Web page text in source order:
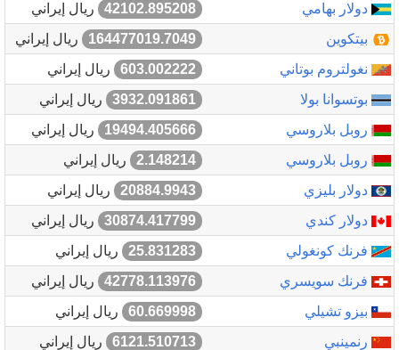
دولار بهامي
42102.895208
ريال إيراني
بيتكوين
164477019.7049
ريال إيراني
نغولتروم بوتاني
603.002222
ريال إيراني
بوتسوانا بولا
3932.091861
ريال إيراني
روبل بلاروسي
19494.405666
ريال إيراني
روبل بلاروسي
2.148214
ريال إيراني
دولار بليزي
20884.9943
ريال إيراني
دولار كندي
30874.417799
ريال إيراني
فرنك كونغولي
25.831283
ريال إيراني
فرنك سويسري
42778.113976
ريال إيراني
بيزو تشيلي
60.669998
ريال إيراني
رنمينبي
6121.510713
ريال إيراني